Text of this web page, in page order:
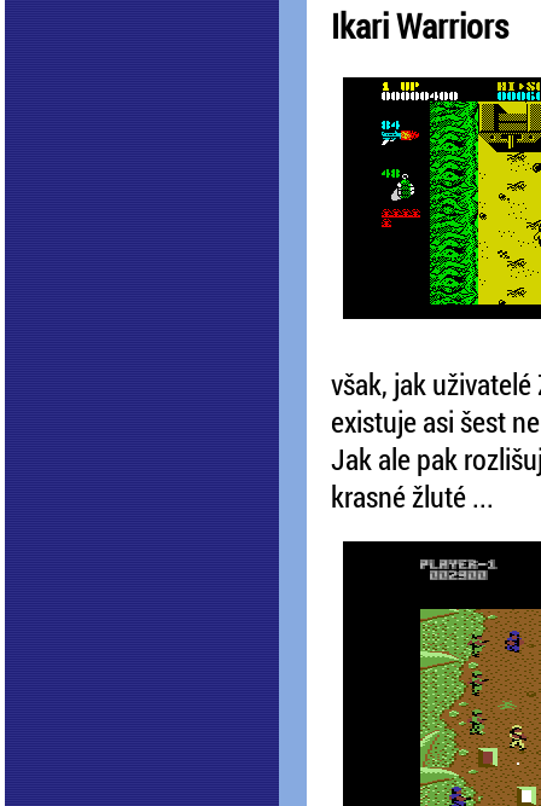
Ikari Warriors
však, jak
existuje asi šest
Jak ale pak
krasné žluté ...